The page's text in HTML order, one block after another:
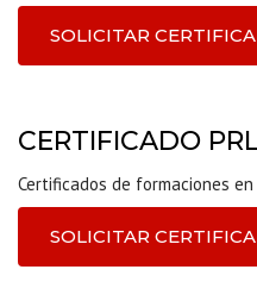
SOLICITAR
CERTIFICADO
Certificados de formaciones
SOLICITAR